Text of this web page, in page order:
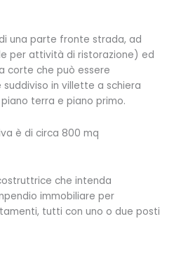
una parte fronte strada, ad
per attività di ristorazione) ed
corte che può essere
in villette a schiera
terra e piano primo.
è di circa 800 mq
che intenda
immobiliare per
tutti con uno o due posti